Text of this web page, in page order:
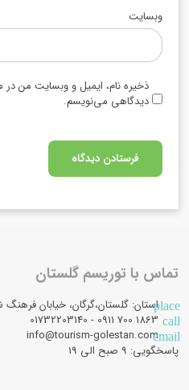
وبسایت
ذخیره نام، ایمیل و وبسایت من در
دیدگاهی می‌نویسم.
تماس با توریسم گلستان
placeاستان: گلستان،گرگان، خیابان فرهنگ شهر، پلاک
call
email
info@tourism-golestan.com
پاسخگویی: ۹ صبح الی 19